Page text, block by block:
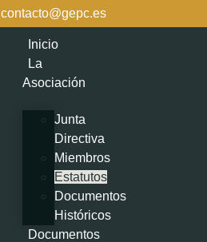
contacto@gepc.es
Inicio
La
Asociación
Junta
Directiva
Miembros
Estatutos
Documentos
Históricos
Documentos